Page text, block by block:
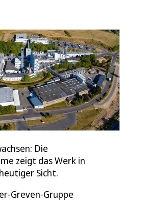
Die
zeigt das Werk in
Sicht.
Greven-Gruppe